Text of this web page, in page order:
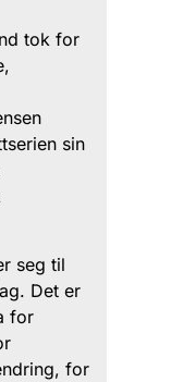
tok for
sin
seg til
Det er
for
for